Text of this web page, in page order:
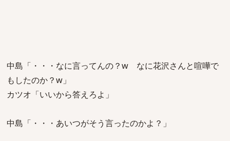
中島「・・・なに言ってんの？w なに花沢さんと喧嘩で
もしたのか？w」
カツオ「いいから答えろよ」
中島「・・・あいつがそう言ったのかよ？」